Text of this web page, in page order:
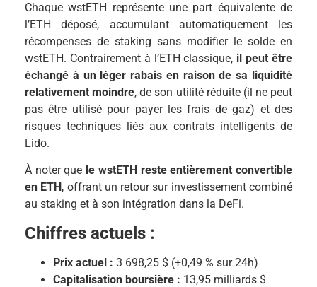
Chaque wstETH représente une part équivalente de
l’ETH déposé, accumulant automatiquement les
récompenses de staking sans modifier le solde en
wstETH. Contrairement à l’ETH classique, il peut être
échangé à un léger rabais en raison de sa liquidité
relativement moindre, de son utilité réduite (il ne peut
pas être utilisé pour payer les frais de gaz) et des
risques techniques liés aux contrats intelligents de
Lido.
À noter que le wstETH reste entièrement convertible
en ETH , offrant un retour sur investissement combiné
au staking et à son intégration dans la DeFi.
Chiffres actuels :
Prix actuel : 3 698,25 $ (+0,49 % sur 24h)
Capitalisation boursière : 13,95 milliards $